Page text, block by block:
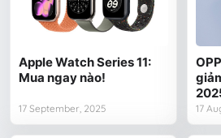
Apple Watch Series 11:
Mua ngay nào!
17 September, 2025 17